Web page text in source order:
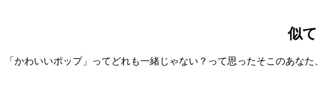
似
「かわいいポップ」ってどれも一緒じゃない？って思ったそこのあな